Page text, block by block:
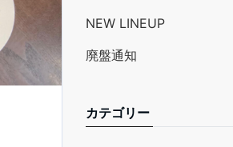
NEW LINEUP
廃盤通知
カテゴリー